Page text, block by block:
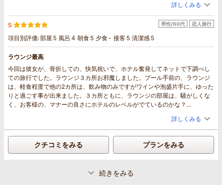
詳しくみる
5
項目別評価:部屋 5 風呂 4 朝食 5 夕食- 接客 5 清潔感 5
男性/60代 恋人旅行
ラウンジ最高
今回は彼女が、骨折しての、快気祝いで、ホテル奮発してネットで下調べし
ての旅行でした。ラウンジ３カ所お邪魔しました。プール手前の、ラウンジ
は、軽食程度で他の2カ所は、飲み物のみですがワインや泡盛片手に、ゆった
りと過ごす事が出来ました。３カ所ともに、ラウンジの部屋は、騒がしくな
く、お客様の、マナーの良さにホテルのレベルがでているのかな？
ました。次回も、沖縄いき予定してますので、必ず1泊は、候補に上がるホテ
ルになりました。従業員の方、またお世話になると思います。有り難う御座
いました。
詳しくみる
クチコミをみる プランをみる
続きをみる